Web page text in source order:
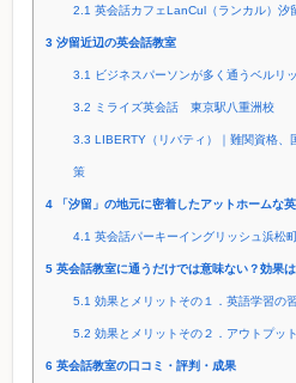
2.1 英会話カフェLanCul（ランカル）汐
3 汐留近辺の英会話教室
3.1 ビジネスパーソンが多く通うベルリ
3.2 ミライズ英会話 東京駅八重洲校
3.3 LIBERTY（リバティ）｜難関資格、
策
4 「汐留」の地元に密着したアットホームな
4.1 英会話パーキーイングリッシュ浜松
5 英会話教室に通うだけでは意味ない？効果
5.1 効果とメリットその１．英語学習の
5.2 効果とメリットその２．アウトプッ
6 英会話教室の口コミ・評判・成果